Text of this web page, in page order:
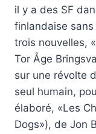
il y a des SF
finlandaise
trois nouvelles,
Tor Åge
sur une révolte
seul humain,
élaboré, «Les
Dogs»), de Jon